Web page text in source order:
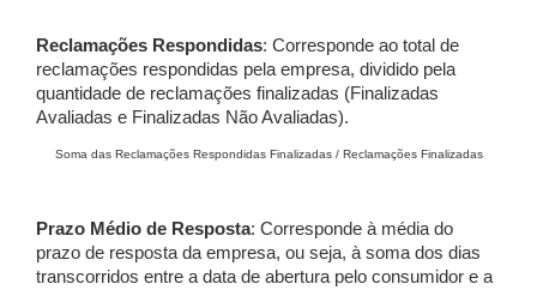
Reclamações Respondidas: Corresponde ao total de
reclamações respondidas pela empresa, dividido pela
quantidade de reclamações finalizadas (Finalizadas
Avaliadas e Finalizadas Não Avaliadas).
Soma das Reclamações Respondidas Finalizadas / Reclamações Finalizadas
Prazo Médio de Resposta: Corresponde à média do
prazo de resposta da empresa, ou seja, à soma dos dias
transcorridos entre a data de abertura pelo consumidor e a